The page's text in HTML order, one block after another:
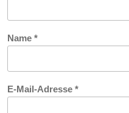
Name *
E-Mail-Adresse *